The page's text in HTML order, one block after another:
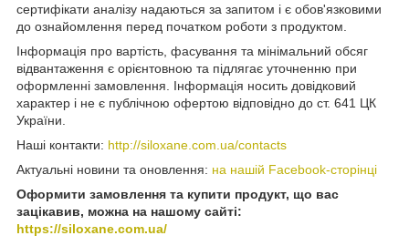
сертифікати аналізу надаються за запитом і є обов'язковими
до ознайомлення перед початком роботи з продуктом.
Інформація про вартість, фасування та мінімальний обсяг
відвантаження є орієнтовною та підлягає уточненню при
оформленні замовлення. Інформація носить довідковий
характер і не є публічною офертою відповідно до ст. 641 ЦК
України.
Наші контакти: http://siloxane.com.ua/contacts
Актуальні новини та оновлення: на нашій Facebook-сторінці
Оформити замовлення та купити продукт, що вас
зацікавив, можна на нашому сайті:
https://siloxane.com.ua/